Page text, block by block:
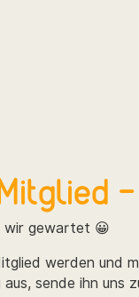
wir gewartet 😀
werden und
sende ihn uns